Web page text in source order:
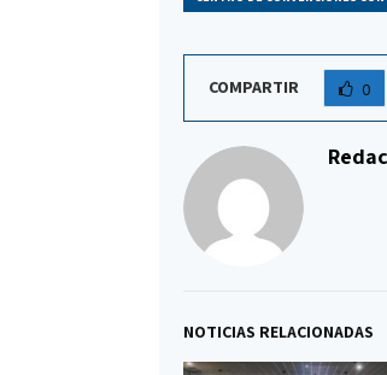
COMPARTIR 0
NOTICIAS RELACIONADAS